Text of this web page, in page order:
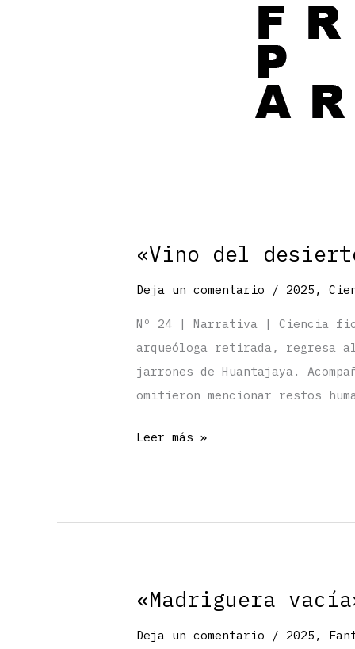
«Vino del
Deja un comentario / 2025 ,
Nº 24 | Narrativa | Ciencia
arqueóloga retirada, regresa
jarrones de Huantajaya.
omitieron mencionar restos
«Vino
Leer más »
«Madriguera
Deja un comentario / 2025 ,